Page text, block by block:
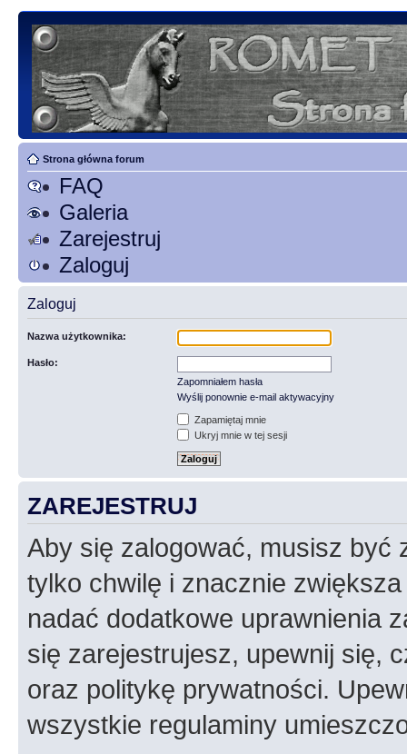
Strona główna forum
FAQ
Galeria
Zarejestruj
Zaloguj
Zaloguj
Nazwa użytkownika:
Hasło:
Zapomniałem hasła
Wyślij ponownie e-mail aktywacyjny
Zapamiętaj mnie
Ukryj mnie w tej sesji
ZAREJESTRUJ
Aby się zalogować, musisz być
tylko chwilę i znacznie
nadać dodatkowe uprawnienia
się zarejestrujesz, upewnij się,
oraz politykę prywatności.
wszystkie regulaminy